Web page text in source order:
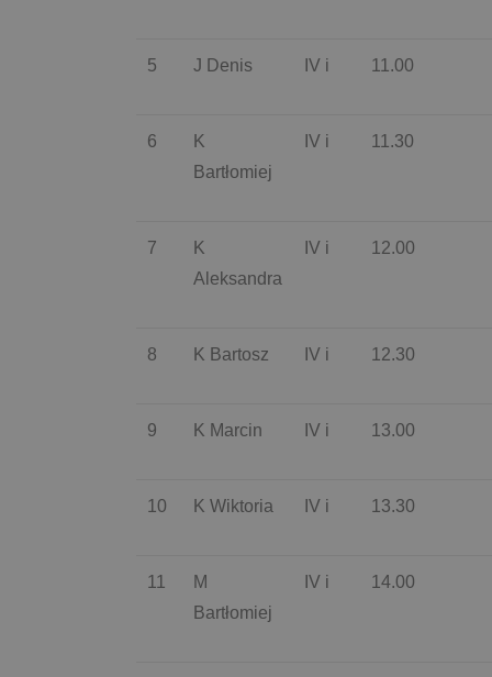
5 J Denis IV i 11.00
6
K
Bartłomiej
IV i 11.30
7
K
Aleksandra
IV i 12.00
8 K Bartosz IV i 12.30
9 K Marcin IV i 13.00
10 K Wiktoria IV i 13.30
11
M
Bartłomiej
IV i 14.00